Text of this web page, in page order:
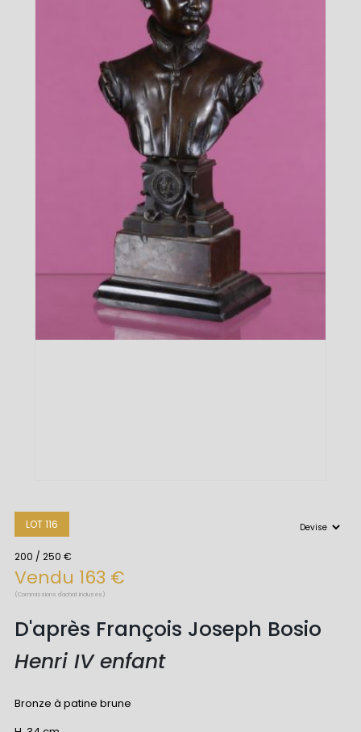
LOT 116
200 / 250 €
Vendu 163 €
(Commissions d'achat incluses)
D'après François Joseph Bosio
Henri IV enfant
Bronze à patine brune